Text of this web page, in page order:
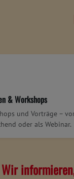
& Workshops
und Vorträge –
oder als Webinar.
Wir